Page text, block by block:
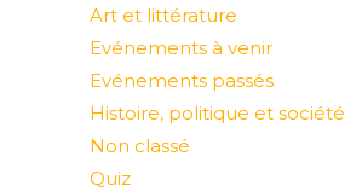
Art et littérature
Evénements à venir
Evénements passés
Histoire, politique et société
Non classé
Quiz